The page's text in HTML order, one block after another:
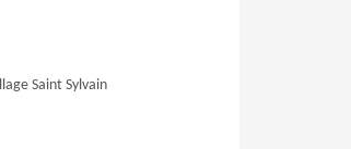
Saint Sylvain